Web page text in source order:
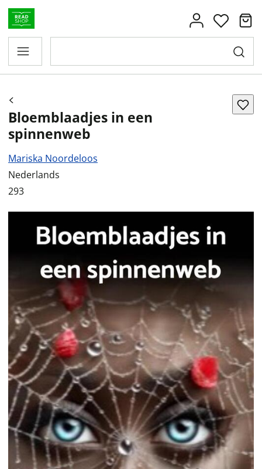
Bloemblaadjes in een
spinnenweb
Mariska Noordeloos
Nederlands
293